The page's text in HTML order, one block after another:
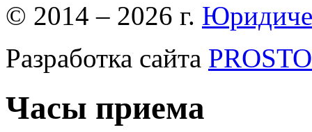
© 2014 – 2026 г.
Разработка сайта
Часы приема